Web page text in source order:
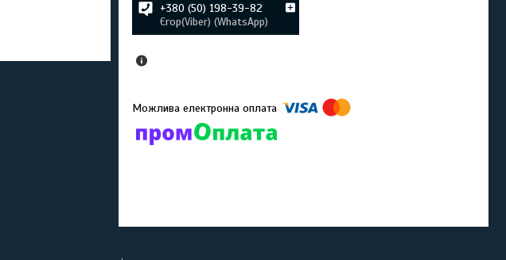
+380 (50) 198-39-82
Єгор(Viber) (WhatsApp)